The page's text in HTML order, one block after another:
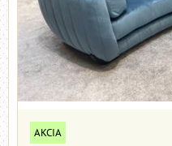
AKCIA